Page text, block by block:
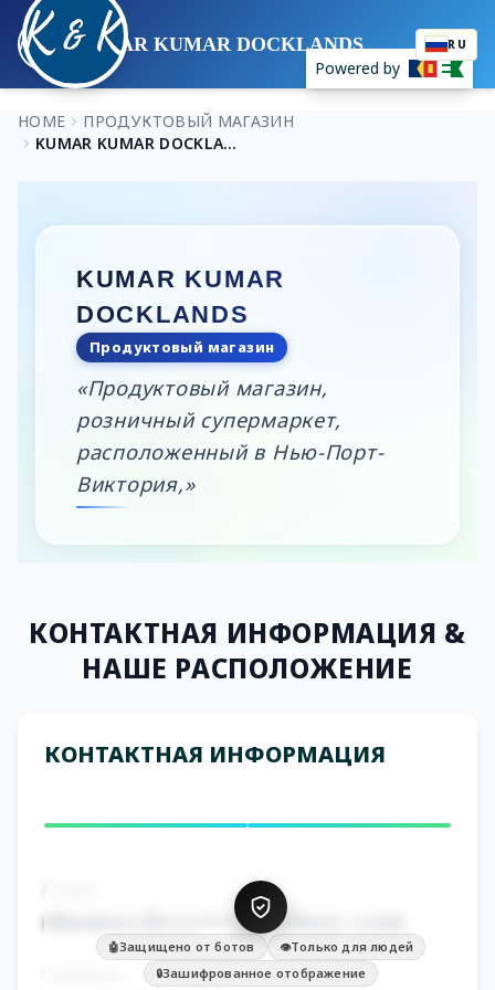
KUMAR KUMAR DOCKLANDS RU
Powered by
HOME
ПРОДУКТОВЫЙ МАГАЗИН
KUMAR KUMAR DOCKLANDS
KUMAR KUMAR
DOCKLANDS
Продуктовый магазин
«Продуктовый магазин,
розничный супермаркет,
расположенный в Нью-Порт-
Виктория,»
КОНТАКТНАЯ ИНФОРМАЦИЯ &
НАШЕ РАСПОЛОЖЕНИЕ
КОНТАКТНАЯ ИНФОРМАЦИЯ
🤖Защищено от ботов 👁️Только для людей
🔒Зашифрованное отображение
dmmorders•••@yahoo.com